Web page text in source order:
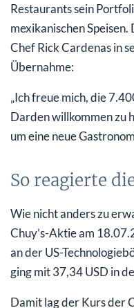
Restaurants sein
mexikanischen
Chef Rick Cardenas in
Übernahme:
„Ich freue mich, die
Darden willkommen zu
um eine neue
So reagierte
Wie nicht anders zu
Chuy’s-Aktie am
an der US-
ging mit 37,34 USD in
Damit lag der Kurs der